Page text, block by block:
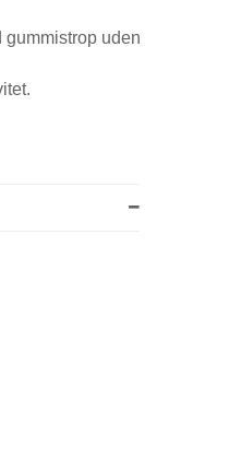
gummistrop uden